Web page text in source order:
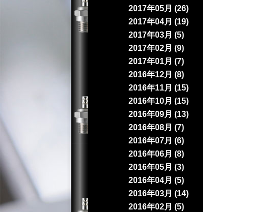
2017年05月 (26)
2017年04月 (19)
2017年03月 (5)
2017年02月 (9)
2017年01月 (7)
2016年12月 (8)
2016年11月 (15)
2016年10月 (15)
2016年09月 (13)
2016年08月 (7)
2016年07月 (6)
2016年06月 (8)
2016年05月 (3)
2016年04月 (5)
2016年03月 (14)
2016年02月 (5)